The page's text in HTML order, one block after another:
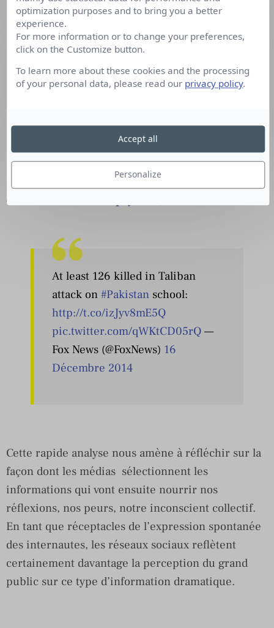
— Fox News (@FoxNews)
Décembre 2014
130 000 tweets sur #pakistan le 15 et le 16
décembre (source
At least 126 killed in Taliban
attack on #Pakistan school:
http://t.co/izJyv8mE5Q
pic.twitter.com/qWKtCD05rQ —
Fox News (@FoxNews) 16
Décembre 2014
Cette rapide analyse nous amène à réfléchir sur la
façon dont les médias sélectionnent les
informations qui vont ensuite nourrir nos
réflexions, nos peurs, notre inconscient collectif.
En tant que réceptacles de l’expression spontanée
des internautes, les réseaux sociaux reflètent
certainement davantage la perception du grand
public sur ce type d’information dramatique.
optimization purposes and to bring you a better
experience.
For more information or to change your preferences,
click on the Customize button.
To learn more about these cookies and the processing
of your personal data, please read our privacy policy.
Personalize
Accept all